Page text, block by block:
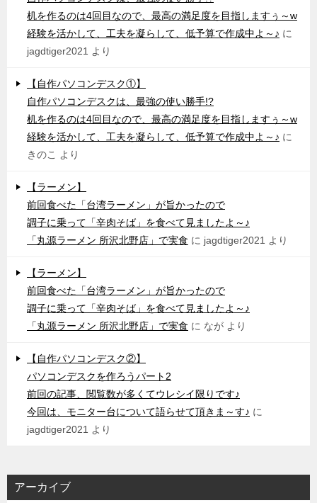
机を作るのは4回目なので、最高の満足度を目指しますぅ～w
経験を活かして、工夫を凝らして、低予算で作成中よ～♪ に
jagdtiger2021 より
【自作パソコンデスク①】
自作パソコンデスクは、最強の使い勝手!?
机を作るのは4回目なので、最高の満足度を目指しますぅ～w
経験を活かして、工夫を凝らして、低予算で作成中よ～♪ に
きのこ
より
【ラーメン】
前回食べた「台湾ラーメン」が旨かったので
調子に乗って「辛肉そば」を食べて見ましたよ～♪
「丸源ラーメン 所沢北野店」で実食 に jagdtiger2021 より
【ラーメン】
前回食べた「台湾ラーメン」が旨かったので
調子に乗って「辛肉そば」を食べて見ましたよ～♪
「丸源ラーメン 所沢北野店」で実食 に なが より
【自作パソコンデスク②】
パソコンデスクを作ろうパート2
前回の記事、閲覧数が多くてウレシイ限りです♪
今回は、モニター台について語らせて頂きま～す♪ に
jagdtiger2021 より
アーカイブ